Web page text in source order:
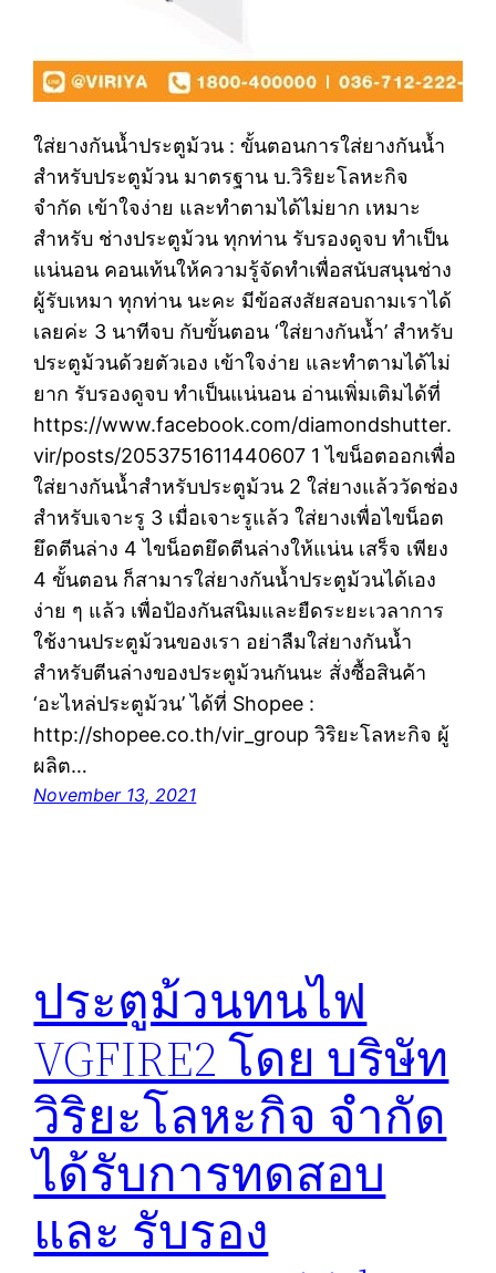
ใส่ยางกันน้ำประตูม้วน : ขั้นตอนการใส่ยางกันน้ำ
สำหรับประตูม้วน มาตรฐาน บ.วิริยะโลหะกิจ
จำกัด เข้าใจง่าย และทำตามได้ไม่ยาก เหมาะ
สำหรับ ช่างประตูม้วน ทุกท่าน รับรองดูจบ ทำเป็น
แน่นอน คอนเท้นให้ความรู้จัดทำเพื่อสนับสนุนช่าง
ผู้รับเหมา ทุกท่าน นะคะ มีข้อสงสัยสอบถามเราได้
เลยค่ะ 3 นาทีจบ กับขั้นตอน ‘ใส่ยางกันน้ำ’ สำหรับ
ประตูม้วนด้วยตัวเอง เข้าใจง่าย และทำตามได้ไม่
ยาก รับรองดูจบ ทำเป็นแน่นอน อ่านเพิ่มเติมได้ที่
https://www.facebook.com/diamondshutter.
vir/posts/2053751611440607 1 ไขน็อตออกเพื่อ
ใส่ยางกันน้ำสำหรับประตูม้วน 2 ใส่ยางแล้ววัดช่อง
สำหรับเจาะรู 3 เมื่อเจาะรูแล้ว ใส่ยางเพื่อไขน็อต
ยึดตีนล่าง 4 ไขน็อตยึดตีนล่างให้แน่น เสร็จ เพียง
4 ขั้นตอน ก็สามารใส่ยางกันน้ำประตูม้วนได้เอง
ง่าย ๆ แล้ว เพื่อป้องกันสนิมและยืดระยะเวลาการ
ใช้งานประตูม้วนของเรา อย่าลืมใส่ยางกันน้ำ
สำหรับตีนล่างของประตูม้วนกันนะ สั่งซื้อสินค้า
‘อะไหล่ประตูม้วน’ ได้ที่ Shopee :
http://shopee.co.th/vir_group วิริยะโลหะกิจ ผู้
ผลิต…
November 13, 2021
ประตูม้วนทนไฟ
VGFIRE2 โดย บริษัท
วิริยะโลหะกิจ จำกัด
ได้รับการทดสอบ
และ รับรอง